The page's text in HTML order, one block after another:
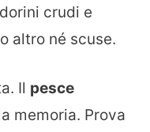
crudi e
altro né scuse.
Il pesce
memoria. Prova